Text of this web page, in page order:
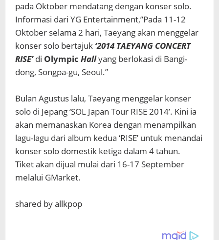
pada Oktober mendatang dengan konser solo.
Informasi dari YG Entertainment,”Pada 11-12
Oktober selama 2 hari, Taeyang akan menggelar
konser solo bertajuk ‘2014 TAEYANG CONCERT
RISE’ di Olympic Hallyang berlokasi di Bangi-
dong, Songpa-gu, Seoul.”
Bulan Agustus lalu, Taeyang menggelar konser
solo di Jepang ‘SOL Japan Tour RISE 2014’. Kini ia
akan memanaskan Korea dengan menampilkan
lagu-lagu dari album kedua ‘RISE’ untuk menandai
konser solo domestik ketiga dalam 4 tahun.
Tiket akan dijual mulai dari 16-17 September
melalui GMarket.
shared by allkpop